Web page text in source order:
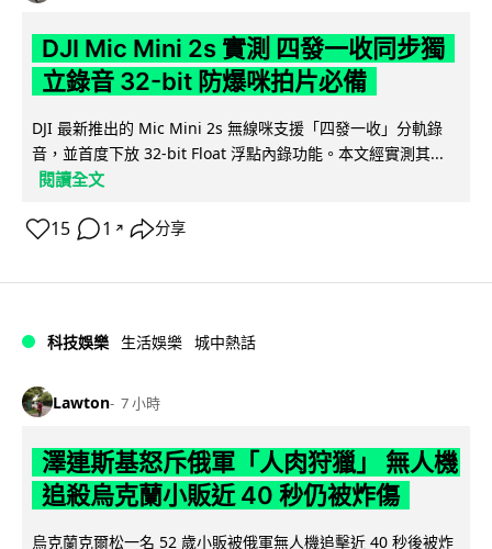
DJI Mic Mini 2s 實測 四發一收同步獨
立錄音 32-bit 防爆咪拍片必備
DJI 最新推出的 Mic Mini 2s 無線咪支援「四發一收」分軌錄
音，並首度下放 32-bit Float 浮點內錄功能。本文經實測其...
閱讀全文
15 1 ↗ 分享
科技娛樂 生活娛樂 城中熱話
Lawton 7 小時
澤連斯基怒斥俄軍「人肉狩獵」 無人機
追殺烏克蘭小販近 40 秒仍被炸傷
烏克蘭克爾松一名 52 歲小販被俄軍無人機追擊近 40 秒後被炸